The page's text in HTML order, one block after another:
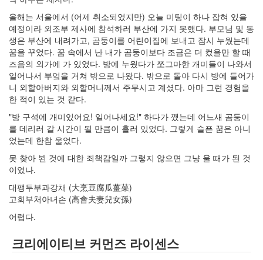
올해는 서울에서 (어제 취소되었지만) 오늘 미팅이 하나 잡혀 있을
예정이라 외조부 제사에 참석하러 부산에 가지 못했다. 부모님 및 동
생은 부산에 내려가고, 곰둥이를 어린이집에 보내고 잠시 누웠는데
꿈을 꾸었다. 꿈 속에서 난 내가 곰둥이보다 조금은 더 컸을만 할 때
즈음의 외가에 가 있었다. 방에 누웠다가 쪼그마한 개미들이 나와서
일어나서 부엌을 거쳐 밖으로 나왔다. 밖으로 돌아 다시 방에 들어가
니 외할아버지와 외할머니께서 주무시고 계셨다. 아마 그런 경험을
한 적이 있는 것 같다.
"방 구석에 개미있어요! 일어나세요!" 하다가 깼는데 어느새 곰둥이
를 데리러 갈 시간이 될 만큼이 흘러 있었다. 그렇게 슬픈 꿈은 아니
었는데 한참 울었다.
못 찾아 뵌 것에 대한 죄책감일까 그렇지 않으면 그냥 울 때가 된 것
이었나.
대팽두부과강채 (大烹豆腐瓜薑菜)
고회부처아녀손 (高會夫妻兒女孫)
어렵다.
크리에이티브 커먼즈 라이센스
상
덕
질
의
끝
[영
화]
인
사
이
드
아
웃
LG
전
자
모
바
일
불